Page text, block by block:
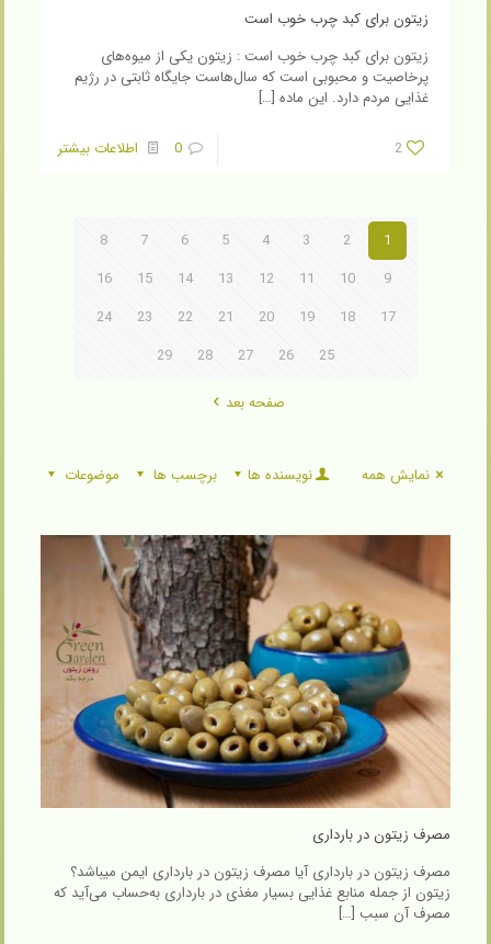
زیتون برای کبد چرب خوب است
زیتون برای کبد چرب خوب است : زیتون یکی از میوه‌های
پرخاصیت و محبوبی است که سال‌هاست جایگاه ثابتی در رژیم
غذایی مردم دارد. این ماده […]
2
0 اطلاعات بیشتر
1
2
3
4
5
6
7
8
9
10
11
12
13
14
15
16
17
18
19
20
21
22
23
24
25
26
27
28
29
صفحه بعد
موضوعات برچسب ها نویسنده ها نمایش همه
مصرف زیتون در بارداری
مصرف زیتون در بارداری آیا مصرف زیتون در بارداری ایمن میباشد؟
زیتون از جمله منابع غذایی بسیار مغذی در بارداری به‌حساب می‌آید که
مصرف آن سبب […]